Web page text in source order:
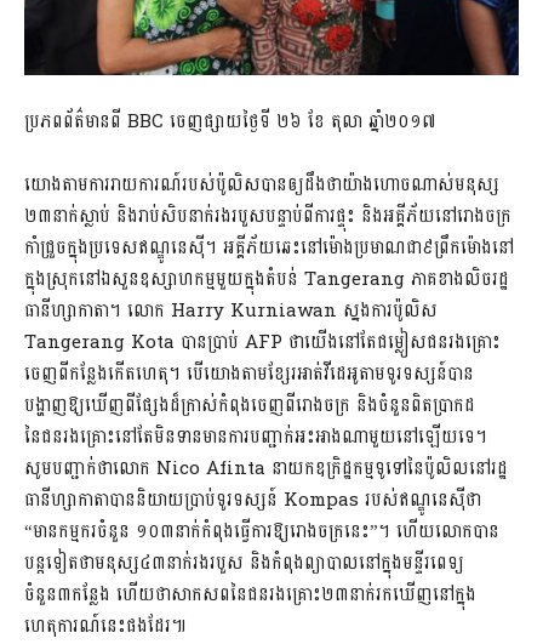
ប្រភពព័ត៌មានពី​ BBC ចេញផ្សាយថ្ងៃទី ២៦ ខែ តុលា ឆ្នាំ២០១៧
យោងតាមការរាយការណ៍របស់ប៉ូលិសបានឲ្យដឹងថាយ៉ាងហោចណាស់មនុស្ស
២៣នាក់ស្លាប់ និងរាប់សិបនាក់រងរបួសបន្ទាប់ពីការផ្ទុះ និងអគ្គីភ័យនៅរោងចក្រ
កាំជ្រួចក្នុងប្រទេសឥណ្ឌូនេស៊ី។ អគ្គីភ័យឆេះនៅម៉ោងប្រមាណជា៩ព្រឹកម៉ោងនៅ
ក្នុងស្រុកនៅឯសួនឧស្សាហកម្មមួយក្នុងតំបន់ Tangerang ភាគខាងលិចរដ្ឋ
ធានីហ្សាកាតា។ លោក Harry Kurniawan ស្នងការប៉ូលិស
Tangerang Kota បានប្រាប់ AFP ថាយើងនៅតែជម្លៀសជនរងគ្រោះ
ចេញពីកន្លែងកើតហេតុ។ បើយោងតាមខ្សែរអាត់វីដេអូតាមទូរទស្សន៍បាន
បង្ហាញឱ្យឃើញពីផ្សែងដ៏ក្រាស់កំពុងចេញពីរោងចក្រ និងចំនួនពិតប្រាកដ
នៃជនរងគ្រោះនៅតែមិនទានមានការបញ្ជាក់អះអាងណាមួយនៅឡើយទេ។
សូមបញ្ជាក់ថាលោក Nico Afinta នាយកឧក្រិដ្ឋកម្មទូទៅនៃប៉ូលិលនៅរដ្ឋ
ធានីហ្សាកាតាបាននិយាយប្រាប់ទូរទស្សន៍ Kompas របស់ឥណ្ឌូនេស៊ីថា
“មានកម្មករចំនួន ១០៣នាក់កំពុងធ្វើការឱ្យរោងចក្រនេះ”។ ហើយលោកបាន
បន្តទៀតថាមនុស្ស៤៣នាក់រងរបួស និងកំពុងព្យាបាលនៅក្នុងមន្ទីរពេទ្យ
ចំនួន៣កន្លែង ហើយថាសាកសពនៃជនរងគ្រោះ២៣នាក់រកឃើញនៅក្នុង
ហេតុការណ៍នេះផងដែរ៕